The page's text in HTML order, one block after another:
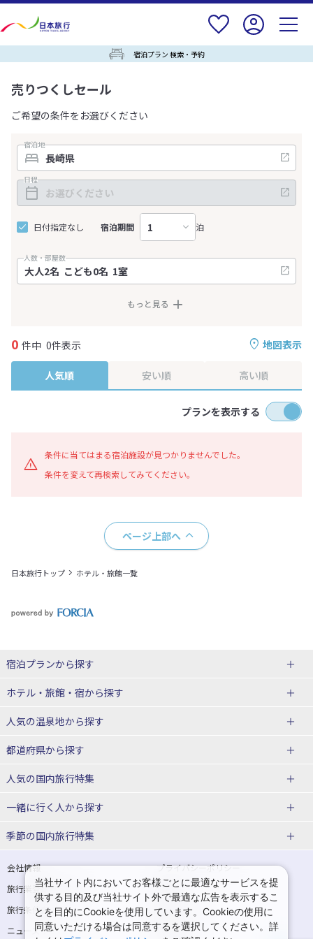
宿泊プラン 検索・予約
売りつくしセール
ご希望の条件をお選びください
宿泊地
日程
日付指定なし 宿泊期間 泊
人数・部屋数
もっと見る
地図表示
0 件中 0件表示
人気順 安い順 高い順
プランを表示する
条件に当てはまる宿泊施設が見つかりませんでした。
条件を変えて再検索してみてください。
ページ上部へ
日本旅行トップ ホテル・旅館一覧
宿泊プランから探す
北海道
東北
青森県
宮城県
山形県
関東
埼玉県 千葉県
茨城県 栃木県
ホテル・旅館・宿から探す
北海道ホテル・旅館
青森県ホテル・旅館
宮城県ホテル・旅館
山形県ホテル・旅館
東京都ホテル・旅館 神奈川県ホテル・旅館
埼玉県ホテル・旅館 千葉県ホテル・旅館
人気の温泉地から探す
北海道
湯の川温泉(北海道)
十勝川温泉(北海道)
洞爺湖温泉(北海道)
層雲峡温泉(北海道)
東北
花巻温泉(岩手) 蔵王温泉(山形)
都道府県から探す
北海道旅行・ツアー
東北
青森旅行・ツアー 岩手旅行・ツアー
宮城旅行・ツアー 秋田旅行・ツアー
山形旅行・ツアー 福島旅行・ツアー
人気の国内旅行特集
東京ディズニーリゾート®への旅
ユニバーサル・スタジオ・ジャパ
一緒に行く人から探す
一人旅 国内版
カップル・夫婦旅行 国内版 女子旅 国内版
卒業旅行・学生旅行 国内版
季節の国内旅行特集
桜・お花見特集
ゴールデンウィーク（GW）の国内
旅行
夏休み・お盆の国内旅行 7月の国内旅行
8月の国内旅行 9月の国内旅行
会社情報
プライバシーポリシー
旅行業登録票・約款
規約集
旅行条件書
商標について
ニュースリリース
採用情報
当社サイト内においてお客様ごとに最適なサービスを提
供する目的及び当社サイト外で最適な広告を表示するこ
とを目的にCookieを使用しています。Cookieの使用に
同意いただける場合は同意するを選択してください。詳